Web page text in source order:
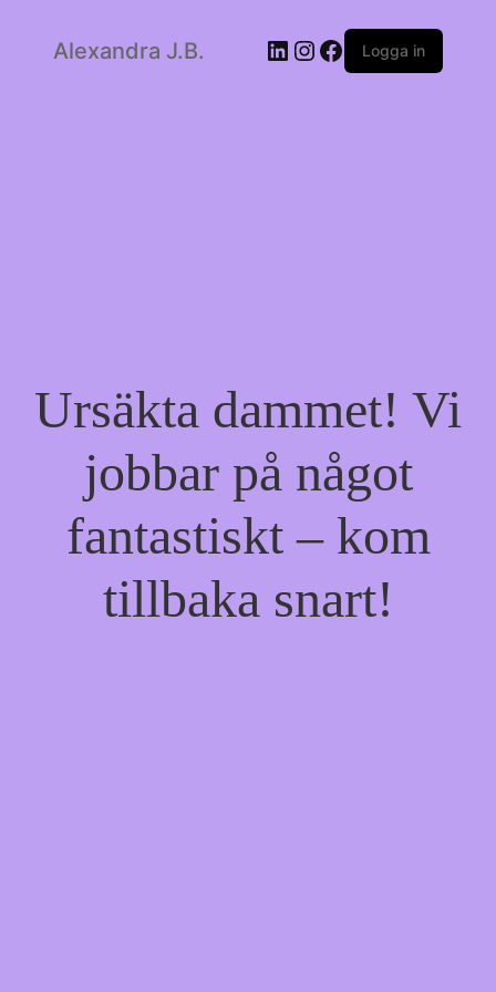
Alexandra J.B. LinkedIn
Instagram
Facebook
Logga in
Ursäkta dammet! Vi
jobbar på något
fantastiskt – kom
tillbaka snart!